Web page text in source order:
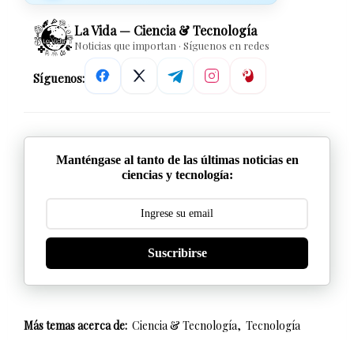
La Vida — Ciencia & Tecnología
Noticias que importan · Síguenos en redes
Síguenos:
Manténgase al tanto de las últimas noticias en
ciencias y tecnología:
Suscribirse
Más temas acerca de: Ciencia & Tecnología Tecnología